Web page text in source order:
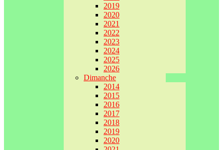
2019
2020
2021
2022
2023
2024
2025
2026
Dimanche
2014
2015
2016
2017
2018
2019
2020